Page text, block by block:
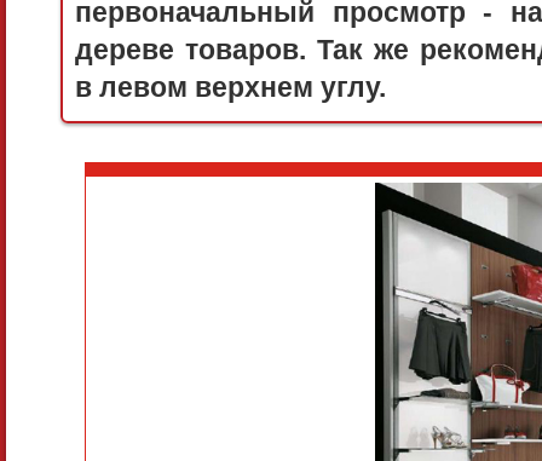
первоначальный просмотр -
дереве товаров. Так же
в левом верхнем углу.